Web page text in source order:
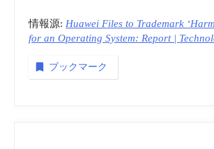
情報源: Huawei Files to Trademark
for an Operating System: Report |
ブックマーク